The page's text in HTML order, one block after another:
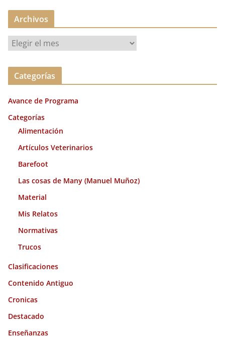
Archivos
c
v
o
Categorías
Avance de Programa
Categorías
Alimentación
Artículos Veterinarios
Barefoot
Las cosas de Many (Manuel Muñoz)
Material
Mis Relatos
Normativas
Trucos
Clasificaciones
Contenido Antiguo
Cronicas
Destacado
Enseñanzas